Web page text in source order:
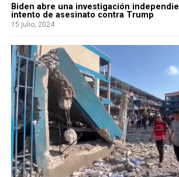
Biden abre una investigación
intento de asesinato contra Trump
15 julio, 2024